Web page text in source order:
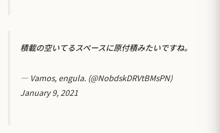
積載の空いてるスペースに原付積みたいですね。
— Vamos, engula. (@NobdskDRVtBMsPN)
January 9, 2021